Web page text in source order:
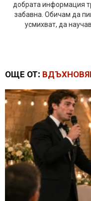
добрата информация
забавна. Обичам да
усмихват, да
ОЩЕ ОТ: